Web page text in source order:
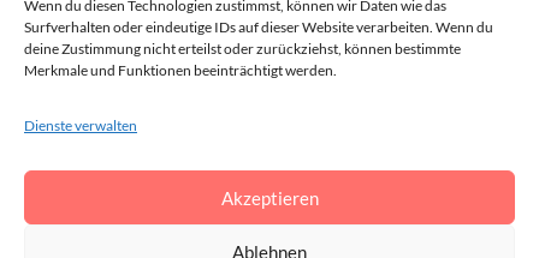
Wenn du diesen Technologien zustimmst, können wir Daten wie das
Surfverhalten oder eindeutige IDs auf dieser Website verarbeiten. Wenn du
deine Zustimmung nicht erteilst oder zurückziehst, können bestimmte
Merkmale und Funktionen beeinträchtigt werden.
Dienste verwalten
Akzeptieren
Ablehnen
Patrick
aktuellen Geschehnissen in der realen Welt und im Internet
ich auch noch über die Dinge, die mir gerade so durch den
Vollständiges Profil anzeigen →